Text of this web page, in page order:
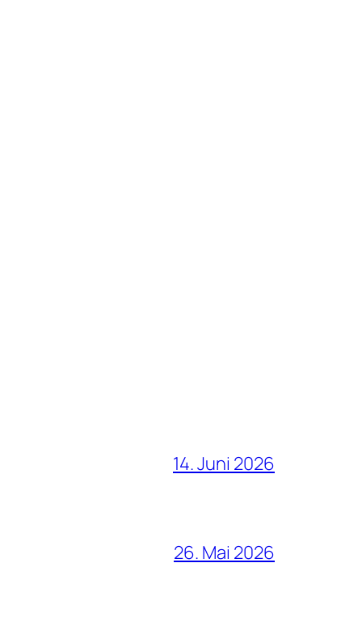
14. Juni 2026
26. Mai 2026